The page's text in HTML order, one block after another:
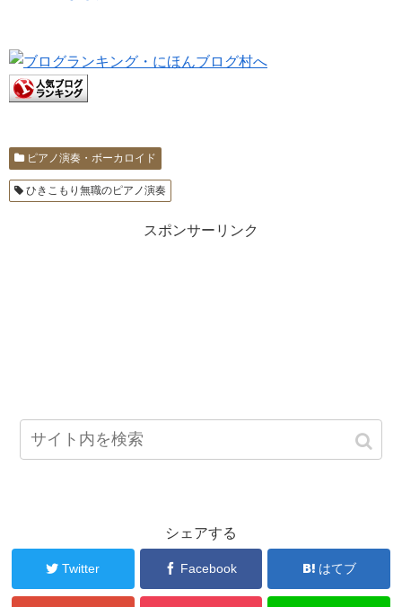
ピアノ演奏・ボーカロイド
ひきこもり無職のピアノ演奏
スポンサーリンク
シェアする
Twitter Facebook はてブ